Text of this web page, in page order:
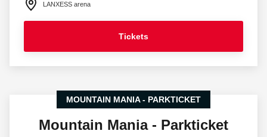
LANXESS arena
Tickets
MOUNTAIN MANIA - PARKTICKET
Mountain Mania - Parkticket